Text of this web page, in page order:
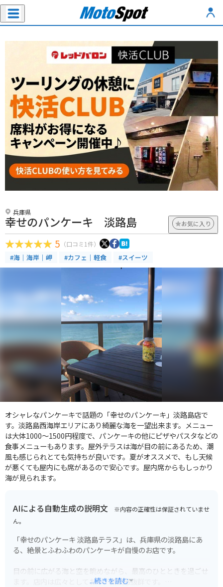
兵庫県
幸せのパンケーキ 淡路島 お気に入り
5 （口コミ1件）
#海｜海岸｜岬 #カフェ｜軽食 #スイーツ
オシャレなパンケーキで話題の「幸せのパンケーキ」淡路島店で
す。淡路島西海岸エリアにあり綺麗な海を一望出来ます。メニュー
は大体1000〜1500円程度で、パンケーキの他にピザやパスタなどの
食事メニューもあります。屋外テラスは海が目の前にあるため、潮
風も感じられとても気持ちが良いです。夏がオススメで、もし天候
が悪くても屋内にも席があるので安心です。屋内席からもしっかり
海が見られます。
AIによる自動生成の説明文 ※内容の正確性は保証されていませ
ん。
「幸せのパンケーキ 淡路島テラス」は、兵庫県の淡路島にあ
る、絶景とふわふわのパンケーキが自慢のお店です。
目の前に広がる海と空を眺めながら、最高のひとときを過ごせ
ます。店内は広々としており、開放感抜群です。
...続きを読む